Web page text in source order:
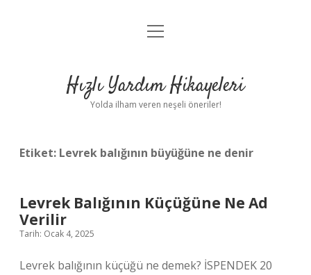
Anasayfa
Yasal Uyarı
menüyü
Hızlı Yardım Hikayeleri
Yolda ilham veren neşeli öneriler!
Etiket: Levrek balığının büyüğüne ne denir
Levrek Balığının Küçüğüne Ne Ad
Verilir
Tarih: Ocak 4, 2025
Levrek balığının küçüğü ne demek? İSPENDEK 20